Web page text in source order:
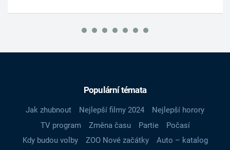
Populární témata
Jak zhubnout Nejlepší filmy 2024
Nejlepší horory
TV program
Změna času Partie
Počasí
Kdy budou volby
ZOO Nové začátky
Auto – katalog